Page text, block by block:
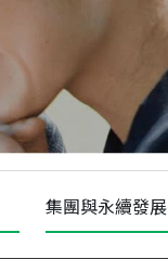
1,808萬
集團與永續發展